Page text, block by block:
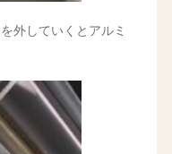
外していくとアルミ